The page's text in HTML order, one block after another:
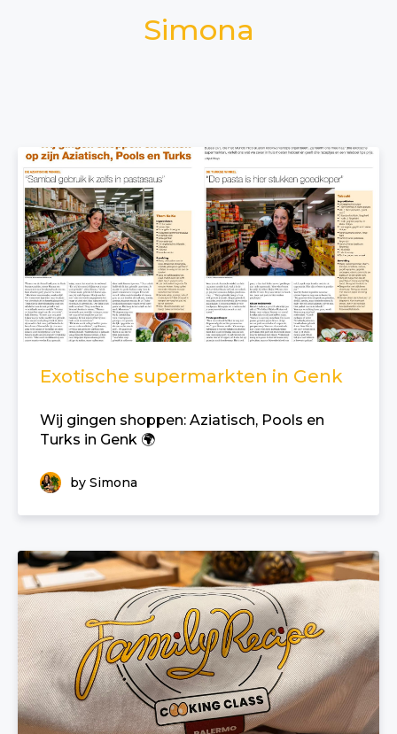
Simona
Exotische supermarkten in Genk
Wij gingen shoppen: Aziatisch, Pools en
Turks in Genk 🌍
by Simona